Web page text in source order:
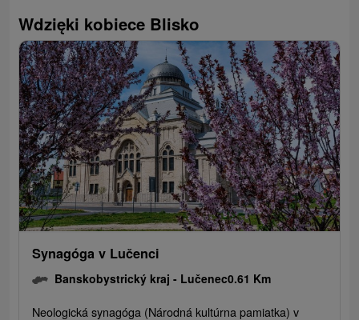
Wdzięki kobiece Blisko
Synagóga v Lučenci
Banskobystrický kraj - Lučenec0.61 Km
Neologická synagóga (Národná kultúrna pamiatka) v